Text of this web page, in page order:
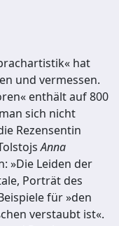
hat
und vermessen.
enthält auf 800
sich nicht
Rezensentin
Anna
»Die Leiden der
Porträt des
für »den
verstaubt ist«.